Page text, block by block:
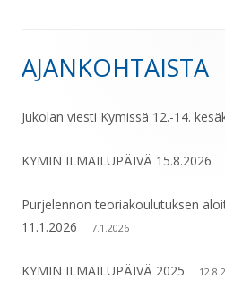
Sivupalkki
AJANKOHTAISTA
Jukolan viesti Kymissä 12.-14.
KYMIN ILMAILUPÄIVÄ 15.8.2026
Purjelennon teoriakoulutuksen
11.1.2026
7.1.2026
KYMIN ILMAILUPÄIVÄ 2025